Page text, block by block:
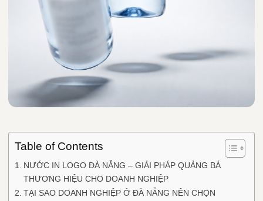
Table of Contents
NƯỚC IN LOGO ĐÀ NẴNG – GIẢI PHÁP QUẢNG BÁ
THƯƠNG HIỆU CHO DOANH NGHIỆP
TẠI SAO DOANH NGHIỆP Ở ĐÀ NẴNG NÊN CHỌN